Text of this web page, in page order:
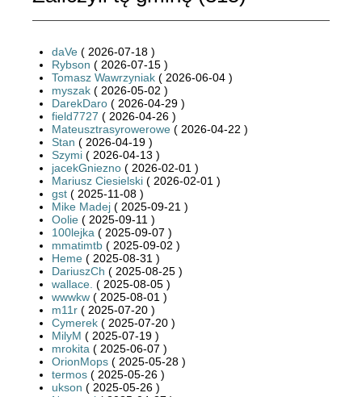
daVe ( 2026-07-18 )
Rybson ( 2026-07-15 )
Tomasz Wawrzyniak ( 2026-06-04 )
myszak ( 2026-05-02 )
DarekDaro ( 2026-04-29 )
field7727 ( 2026-04-26 )
Mateusztrasyrowerowe ( 2026-04-22 )
Stan ( 2026-04-19 )
Szymi ( 2026-04-13 )
jacekGniezno ( 2026-02-01 )
Mariusz Ciesielski ( 2026-02-01 )
gst ( 2025-11-08 )
Mike Madej ( 2025-09-21 )
Oolie ( 2025-09-11 )
100lejka ( 2025-09-07 )
mmatimtb ( 2025-09-02 )
Heme ( 2025-08-31 )
DariuszCh ( 2025-08-25 )
wallace. ( 2025-08-05 )
wwwkw ( 2025-08-01 )
m11r ( 2025-07-20 )
Cymerek ( 2025-07-20 )
MilyM ( 2025-07-19 )
mrokita ( 2025-06-07 )
OrionMops ( 2025-05-28 )
termos ( 2025-05-26 )
ukson ( 2025-05-26 )